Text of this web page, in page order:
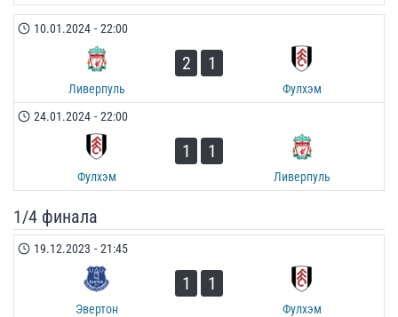
10.01.2024 - 22:00
Ливерпуль
2 1
Фулхэм
24.01.2024 - 22:00
Фулхэм
1 1
Ливерпуль
1/4 финала
19.12.2023 - 21:45
Эвертон
1 1
Фулхэм